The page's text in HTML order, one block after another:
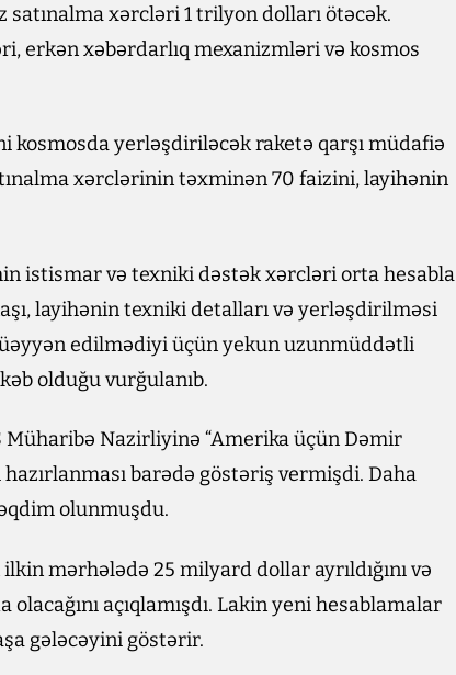
satınalma xərcləri 1 trilyon dolları ötəcək.
erkən xəbərdarlıq mexanizmləri və kosmos
kosmosda yerləşdiriləcək raketə qarşı müdafiə
xərclərinin təxminən 70 faizini, layihənin
istismar və texniki dəstək xərcləri orta hesabla
layihənin texniki detalları və yerləşdirilməsi
edilmədiyi üçün yekun uzunmüddətli
olduğu vurğulanıb.
Nazirliyinə “Amerika üçün Dəmir
barədə göstəriş vermişdi. Daha
olunmuşdu.
mərhələdə 25 milyard dollar ayrıldığını və
açıqlamışdı. Lakin yeni hesablamalar
gələcəyini göstərir.